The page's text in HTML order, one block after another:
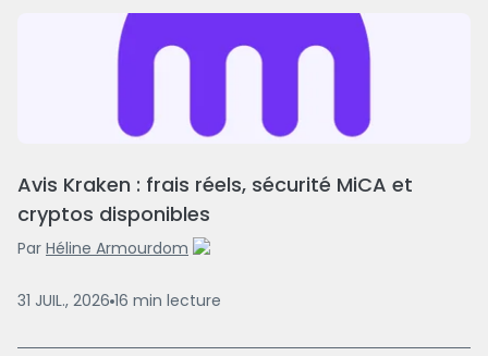
Avis Kraken : frais réels, sécurité MiCA et
cryptos disponibles
Par Héline Armourdom
31 JUIL., 2026 16 min lecture